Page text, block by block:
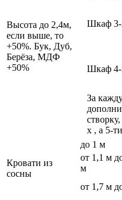
Высота до 2,4м,
если выше, то
+50%. Бук, Дуб,
Берёза, МДФ
+50%
Шкаф 3-
Шкаф 4-
За
х , а 5-
Кровати из
сосны
до 1 м
от 1,1 м
м
от 1,7 м